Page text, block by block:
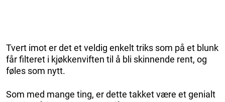
Tvert imot er det et veldig enkelt triks som på et blunk
får filteret i kjøkkenviften til å bli skinnende rent, og
føles som nytt.
Som med mange ting, er dette takket være et genialt